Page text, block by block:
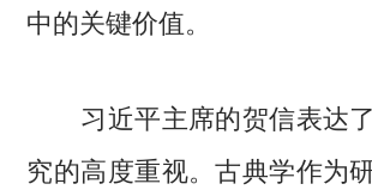
中的关键价值。
习近平主席的贺信表达
究的高度重视。古典学作为